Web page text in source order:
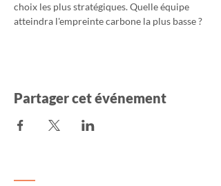
choix les plus stratégiques. Quelle équipe
atteindra l'empreinte carbone la plus basse ?
Partager cet événement